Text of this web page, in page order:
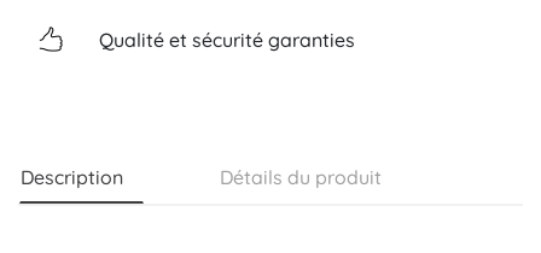
Qualité et sécurité garanties
Description Détails du produit